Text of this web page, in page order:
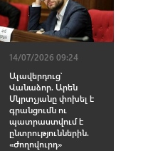
14/07/2026 09:24
Ալավերդուց՝
Վանաձոր. Արեն
Մկրտչյանը փոխել է
գրանցումն ու
պատրաստվում է
ընտրություններին.
«Ժողովուրդ»